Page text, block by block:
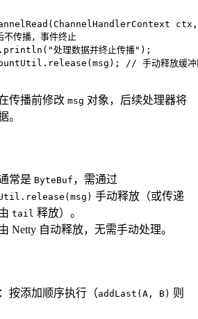
(ChannelHandlerContext
传播，事件终止
"处理数据并终止传播" );
// 手动释放缓冲
传播前修改 msg 对象，后续处理器将
。
常是 ByteBuf ，需通过
手动释放（或传递
tail 释放）。
Netty 自动释放，无需手动处理。
按添加顺序执行（addLast(A, B) 则